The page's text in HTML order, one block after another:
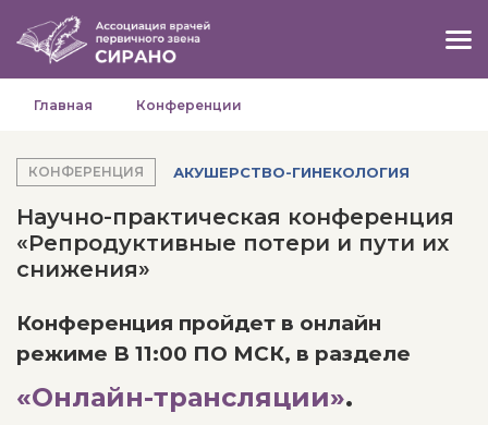
Главная Конференции
КОНФЕРЕНЦИЯ АКУШЕРСТВО-ГИНЕКОЛОГИЯ
Научно-практическая конференция
«Репродуктивные потери и пути их
снижения»
Конференция пройдет в онлайн
режиме В 11:00 ПО МСК, в разделе
«Онлайн-трансляции».